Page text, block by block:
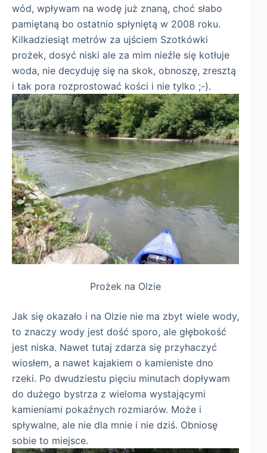
wód, wpływam na wodę już znaną, choć słabo
pamiętaną bo ostatnio spłyniętą w 2008 roku.
Kilkadziesiąt metrów za ujściem Szotkówki
prożek, dosyć niski ale za mim nieźle się kotłuje
woda, nie decyduję się na skok, obnoszę, zresztą
i tak pora rozprostować kości i nie tylko ;-).
Prożek na Olzie
Jak się okazało i na Olzie nie ma zbyt wiele wody,
to znaczy wody jest dość sporo, ale głębokość
jest niska. Nawet tutaj zdarza się przyhaczyć
wiosłem, a nawet kajakiem o kamieniste dno
rzeki. Po dwudziestu pięciu minutach dopływam
do dużego bystrza z wieloma wystającymi
kamieniami pokaźnych rozmiarów. Może i
spływalne, ale nie dla mnie i nie dziś. Obniosę
sobie to miejsce.